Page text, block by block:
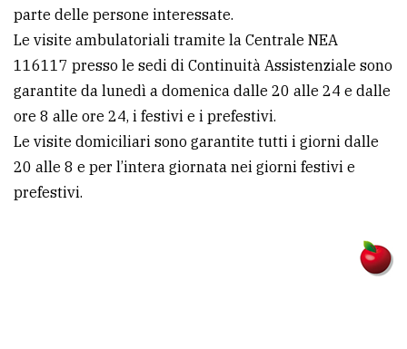
parte delle persone interessate.
Le visite ambulatoriali tramite la Centrale NEA
116117 presso le sedi di Continuità Assistenziale sono
garantite da lunedì a domenica dalle 20 alle 24 e dalle
ore 8 alle ore 24, i festivi e i prefestivi.
Le visite domiciliari sono garantite tutti i giorni dalle
20 alle 8 e per l’intera giornata nei giorni festivi e
prefestivi.